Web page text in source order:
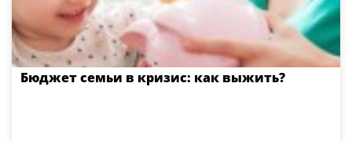
Бюджет семьи в кризис: как выжить?